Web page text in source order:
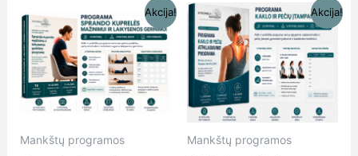
Akcija!
Mankštų programos
price
was:
16,99 €.
Current
price
is:
11,99 €.
Akcija!
Mankštų programos
Original
price
was:
15,99 €.
Current
price
is:
10,99 €.